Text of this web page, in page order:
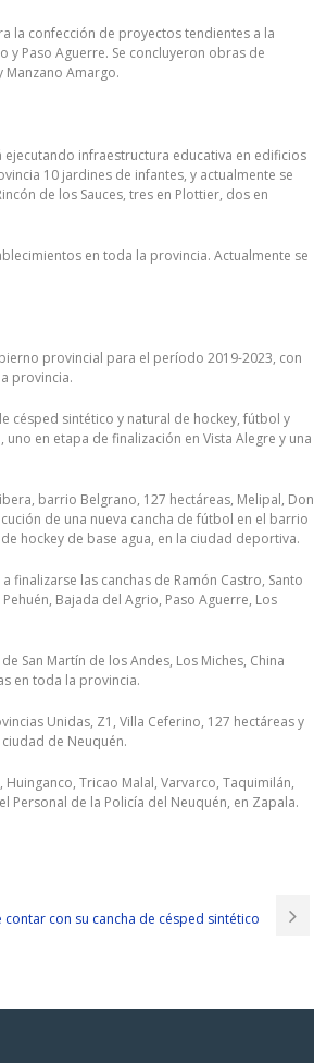
la confección de proyectos tendientes a la
y Paso Aguerre. Se concluyeron obras de
Manzano Amargo.
infraestructura educativa en edificios
10 jardines de infantes, y actualmente se
de los Sauces, tres en Plottier, dos en
en toda la provincia. Actualmente se
provincial para el período 2019-2023, con
provincia.
césped sintético y natural de hockey, fútbol y
en etapa de finalización en Vista Alegre y una
barrio Belgrano, 127 hectáreas, Melipal, Don
de una nueva cancha de fútbol en el barrio
hockey de base agua, en la ciudad deportiva.
finalizarse las canchas de Ramón Castro, Santo
Bajada del Agrio, Paso Aguerre, Los
San Martín de los Andes, Los Miches, China
en toda la provincia.
Unidas, Z1, Villa Ceferino, 127 hectáreas y
de Neuquén.
Tricao Malal, Varvarco, Taquimilán,
Personal de la Policía del Neuquén, en Zapala.
con su cancha de césped sintético